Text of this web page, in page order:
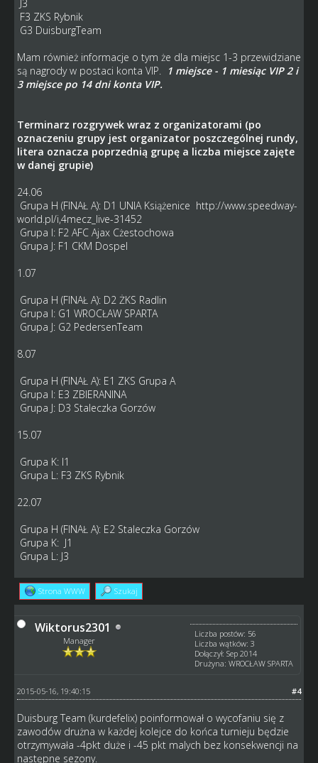
J3
F3 ZKS Rybnik
G3 DuisburgTeam
Mam również informacje o tym że dla miejsc 1-3 przewidziane
są nagrody w postaci konta VIP. 1 miejsce - 1 miesiąc VIP 2 i
3 miejsce po 14 dni konta VIP.
Terminarz rozgrywek wraz z organizatorami (po
oznaczeniu grupy jest organizator poszczególnej rundy,
litera oznacza poprzednią grupę a liczba miejsce zajęte
w danej grupie)
24.06
Grupa H (FINAŁ A): D1 UNIA Książenice http://www.speedway-
world.pl/i,4mecz_live-31452
Grupa I: F2 AFC Ajax Cżestochowa
Grupa J: F1 CKM Dospel
1.07
Grupa H (FINAŁ A): D2 ŻKS Radlin
Grupa I: G1 WROCŁAW SPARTA
Grupa J: G2 PedersenTeam
8.07
Grupa H (FINAŁ A): E1 ZKS Grupa A
Grupa I: E3 ZBIERANINA
Grupa J: D3 Staleczka Gorzów
15.07
Grupa K: I1
Grupa L: F3 ZKS Rybnik
22.07
Grupa H (FINAŁ A): E2 Staleczka Gorzów
Grupa K: J1
Grupa L: J3
Strona WWW Szukaj
Wiktorus2301
Manager
Liczba postów: 56
Liczba wątków: 3
Dołączył: Sep 2014
Drużyna: WROCŁAW SPARTA
#4
2015-05-16, 19:40:15
Duisburg Team (kurdefelix) poinformował o wycofaniu się z
zawodów drużna w każdej kolejce do końca turnieju będzie
otrzymywała -4pkt duże i -45 pkt malych bez konsekwencji na
następne sezony.